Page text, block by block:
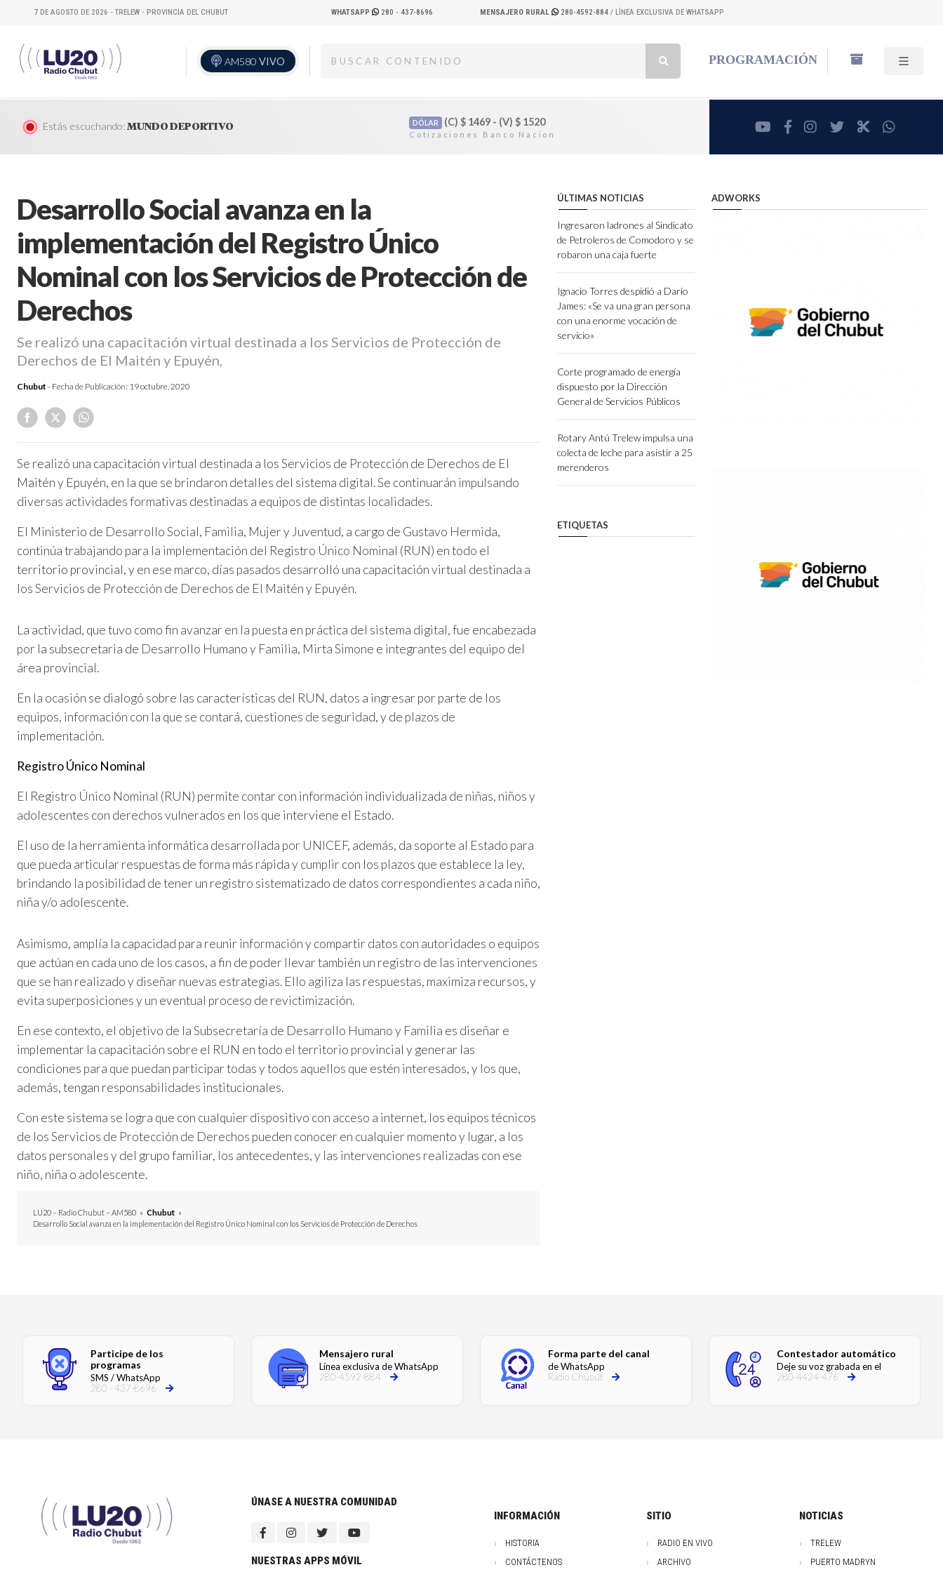
7 DE AGOSTO DE 2026 - TRELEW - PROVINCIA DEL CHUBUT WHATSAPP 280 - 437-8696 MENSAJERO RURAL 280-4592-884 / LÍNEA EXCLUSIVA DE WHATSAPP
AM580 VIVO PROGRAMACIÓN
Estás escuchando:MUNDO DEPORTIVO DÓLAR (C) $1469 - (V) $1520 youtubefacebookinstagram
twitterRadioCut
Desarrollo Social avanza en la
implementación del Registro Único
Nominal con los Servicios de Protección de
Derechos
Se realizó una capacitación virtual destinada a los Servicios de Protección de
Derechos de El Maitén y Epuyén,
Chubut - Fecha de Publicación: 19 octubre, 2020
Se realizó una capacitación virtual destinada a los Servicios de Protección de Derechos de El
Maitén y Epuyén, en la que se brindaron detalles del sistema digital. Se continuarán impulsando
diversas actividades formativas destinadas a equipos de distintas localidades.
El Ministerio de Desarrollo Social, Familia, Mujer y Juventud, a cargo de Gustavo Hermida,
continúa trabajando para la implementación del Registro Único Nominal (RUN) en todo el
territorio provincial, y en ese marco, días pasados desarrolló una capacitación virtual destinada a
los Servicios de Protección de Derechos de El Maitén y Epuyén.
La actividad, que tuvo como fin avanzar en la puesta en práctica del sistema digital, fue encabezada
por la subsecretaria de Desarrollo Humano y Familia, Mirta Simone e integrantes del equipo del
área provincial.
En la ocasión se dialogó sobre las características del RUN, datos a ingresar por parte de los
equipos, información con la que se contará, cuestiones de seguridad, y de plazos de
implementación.
Registro Único Nominal
El Registro Único Nominal (RUN) permite contar con información individualizada de niñas, niños y
adolescentes con derechos vulnerados en los que interviene el Estado.
El uso de la herramienta informática desarrollada por UNICEF, además, da soporte al Estado para
que pueda articular respuestas de forma más rápida y cumplir con los plazos que establece la ley,
brindando la posibilidad de tener un registro sistematizado de datos correspondientes a cada niño,
niña y/o adolescente.
Asimismo, amplía la capacidad para reunir información y compartir datos con autoridades o equipos
que actúan en cada uno de los casos, a fin de poder llevar también un registro de las intervenciones
que se han realizado y diseñar nuevas estrategias. Ello agiliza las respuestas, maximiza recursos, y
evita superposiciones y un eventual proceso de revictimización.
En ese contexto, el objetivo de la Subsecretaría de Desarrollo Humano y Familia es diseñar e
implementar la capacitación sobre el RUN en todo el territorio provincial y generar las
condiciones para que puedan participar todas y todos aquellos que estén interesados, y los que,
además, tengan responsabilidades institucionales.
Con este sistema se logra que con cualquier dispositivo con acceso a internet, los equipos técnicos
de los Servicios de Protección de Derechos pueden conocer en cualquier momento y lugar, a los
datos personales y del grupo familiar, los antecedentes, y las intervenciones realizadas con ese
niño, niña o adolescente.
LU20 – Radio Chubut – AM580 » Chubut »
Desarrollo Social avanza en la implementación del Registro Único Nominal con los Servicios de Protección de Derechos
ÚLTIMAS NOTICIAS
Ingresaron ladrones al Sindicato
de Petroleros de Comodoro y se
robaron una caja fuerte
Ignacio Torres despidió a Darío
James: «Se va una gran persona
con una enorme vocación de
servicio»
Corte programado de energía
dispuesto por la Dirección
General de Servicios Públicos
Rotary Antú Trelew impulsa una
colecta de leche para asistir a 25
merenderos
ETIQUETAS
ADWORKS
Participe de los
programas
SMS / WhatsApp
280 - 437-8696
Mensajero rural
Línea exclusiva de WhatsApp
280-4592-884
Forma parte del canal
de WhatsApp
Radio Chubut
Contestador automático
Deje su voz grabada en el
280-4424-476
ÚNASE A NUESTRA COMUNIDAD
NUESTRAS APPS MÓVIL
INFORMACIÓN
HISTORIA
CONTÁCTENOS
SITIO
RADIO EN VIVO
ARCHIVO
NOTICIAS
TRELEW
PUERTO MADRYN